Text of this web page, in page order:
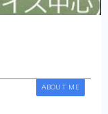
ABOUT ME